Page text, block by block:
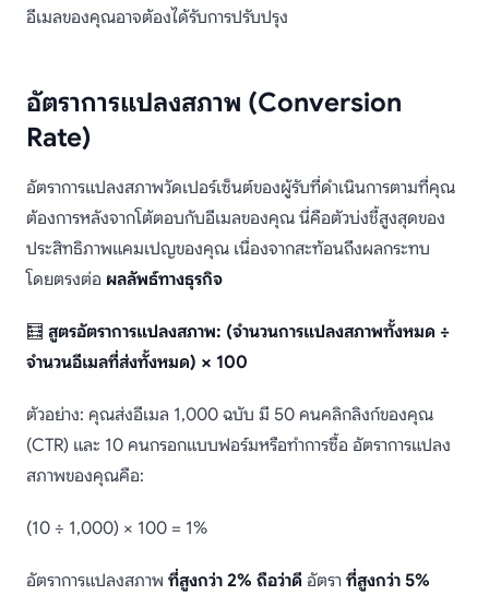
อีเมลของคุณอาจต้องได้รับการปรับปรุง
อัตราการแปลงสภาพ (Conversion
Rate)
อัตราการแปลงสภาพวัดเปอร์เซ็นต์ของผู้รับที่ดำเนินการตามที่คุณ
ต้องการหลังจากโต้ตอบกับอีเมลของคุณ นี่คือตัวบ่งชี้สูงสุดของ
ประสิทธิภาพแคมเปญของคุณ เนื่องจากสะท้อนถึงผลกระทบ
โดยตรงต่อ ผลลัพธ์ทางธุรกิจ
🧮 สูตรอัตราการแปลงสภาพ: (จำนวนการแปลงสภาพทั้งหมด ÷
จำนวนอีเมลที่ส่งทั้งหมด) × 100
ตัวอย่าง: คุณส่งอีเมล 1,000 ฉบับ มี 50 คนคลิกลิงก์ของคุณ
(CTR) และ 10 คนกรอกแบบฟอร์มหรือทำการซื้อ อัตราการแปลง
สภาพของคุณคือ:
(10 ÷ 1,000) × 100 = 1%
อัตราการแปลงสภาพ ที่สูงกว่า 2% ถือว่าดี อัตรา ที่สูงกว่า 5%